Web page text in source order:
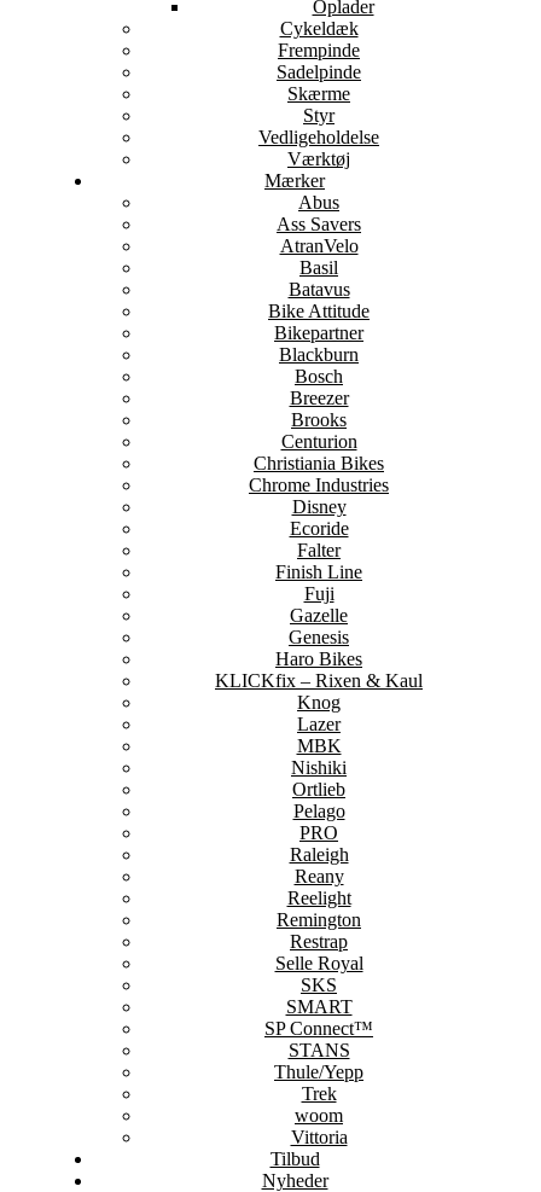
Oplader
Cykeldæk
Frempinde
Sadelpinde
Skærme
Styr
Vedligeholdelse
Værktøj
Mærker
Abus
Ass Savers
AtranVelo
Basil
Batavus
Bike Attitude
Bikepartner
Blackburn
Bosch
Breezer
Brooks
Centurion
Christiania Bikes
Chrome Industries
Disney
Ecoride
Falter
Finish Line
Fuji
Gazelle
Genesis
Haro Bikes
KLICKfix – Rixen & Kaul
Knog
Lazer
MBK
Nishiki
Ortlieb
Pelago
PRO
Raleigh
Reany
Reelight
Remington
Restrap
Selle Royal
SKS
SMART
SP Connect™
STANS
Thule/Yepp
Trek
woom
Vittoria
Tilbud
Nyheder